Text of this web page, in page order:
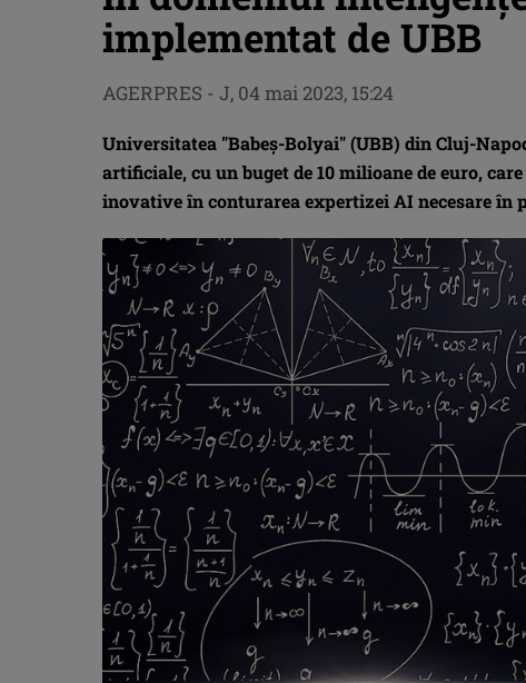
implementat de UBB
Universitatea "Babeş-Bolyai" (UBB) din Cluj-
artificiale, cu un buget de 10 milioane de euro,
inovative în conturarea expertizei AI necesare în
AGERPRES - J, 04 mai 2023, 15:24